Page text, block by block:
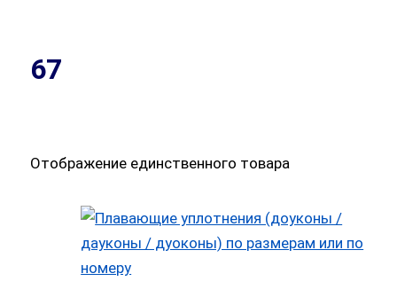
67
Отображение единственного товара